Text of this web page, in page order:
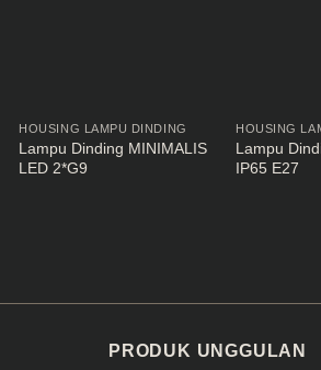
HOUSING LAMPU DINDING
Lampu Dinding MINIMALIS
LED 2*G9
HOUSING
Lampu
IP65 E27
PRODUK UNGGULAN